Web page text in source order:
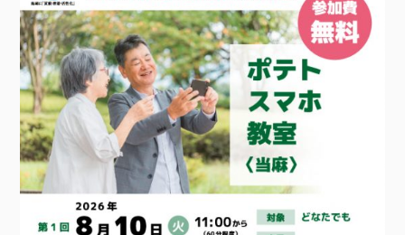
おトクな割引サービス
回線速度測定
接続・設定⽅法
訪問サポート＆サポートパックサービス料⾦表
ポテトからのプレゼント
イベントカレンダー
講座のご案内
NHK衛星受信料団体⼀括⽀払
機器⼀覧
Wi-Fiサービス
ポテトホーム防犯カメラ
オプションサービス
インターネットギガシェアプラン
基本料⾦・通話料⾦
オプションサービス
auスマートバリュー
auまとめトーク
ポテトスマートフォントップ
料⾦プラン
機種⼀覧
オプションサービス
でんき
でんきトップ
ポラリンでんき×ポテト
ポテトでんき
ケーブルプラスでんき
暮らしを快適にするサービス
暮らしを快適にするサービストップ
ポテトライフメール
⽣活あんしんサービス
みるプラス
メンテナンス
障害情報
マイページ
お申し込み